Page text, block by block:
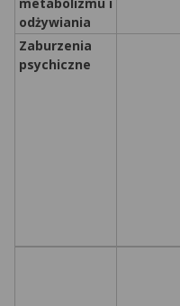
odżywiania
Zaburzenia
psychiczne